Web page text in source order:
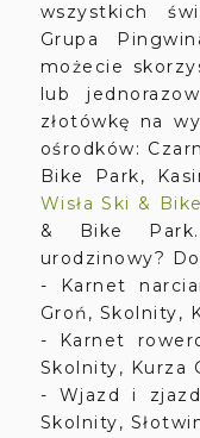
wszystkich
Grupa
możecie
lub
złotówkę na
ośrodków:
Bike Park,
Wisła Ski &
& Bike
urodzinowy?
- Karnet
Groń, Skolnity,
- Karnet
Skolnity, Kurza
- Wjazd i zjazd
Skolnity,